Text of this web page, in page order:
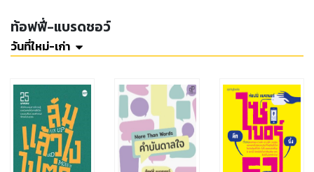
ท้อฟฟี่-แบรดชอว์
วันที่ใหม่-เก่า